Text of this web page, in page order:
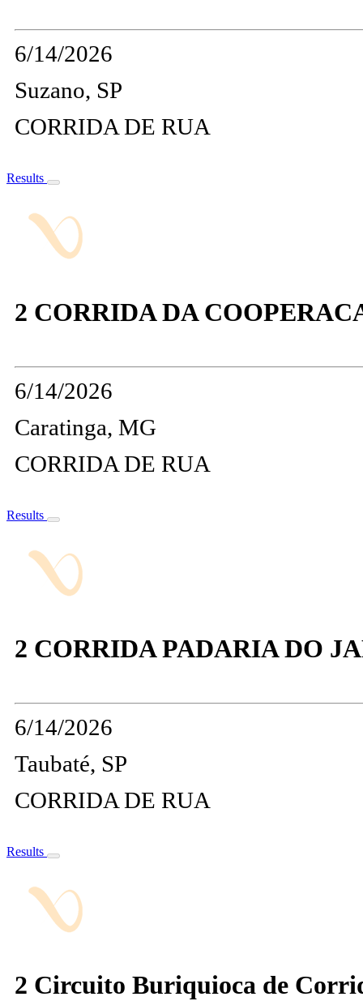
6/14/2026
Suzano, SP
CORRIDA DE RUA
Results
2 CORRIDA DA
6/14/2026
Caratinga, MG
CORRIDA DE RUA
Results
2 CORRIDA PADARIA DO
6/14/2026
Taubaté, SP
CORRIDA DE RUA
Results
2 Circuito Buriquioca de